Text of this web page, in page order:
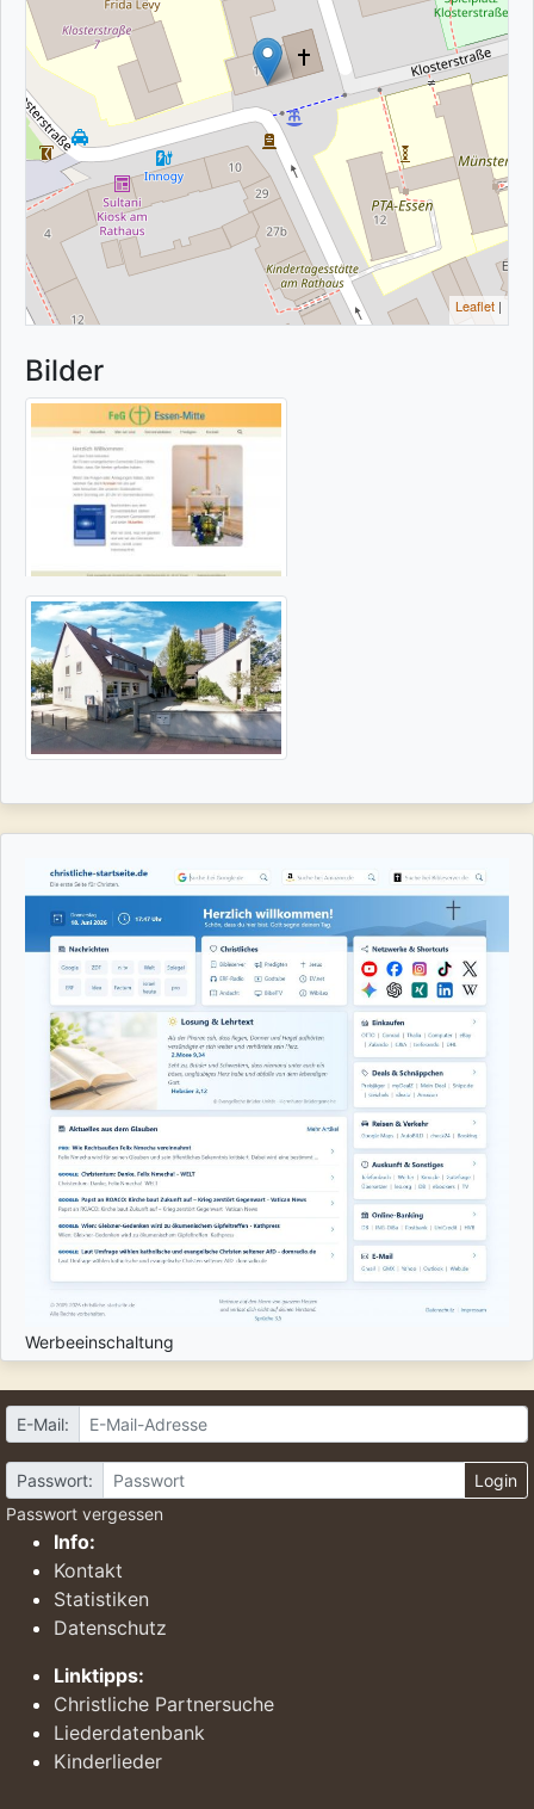
Leaflet |
Bilder
Werbeeinschaltung
E-Mail:
Passwort:
Login
Passwort vergessen
Info:
Kontakt
Statistiken
Datenschutz
Linktipps:
Christliche Partnersuche
Liederdatenbank
Kinderlieder